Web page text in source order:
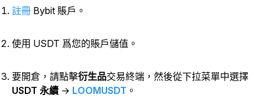
註冊 Bybit 賬戶。
使用 USDT 爲您的賬戶儲值。
要開倉，請點擊衍生品交易終端，然後從下拉菜單中選擇
USDT 永續 → LOOMUSDT 。